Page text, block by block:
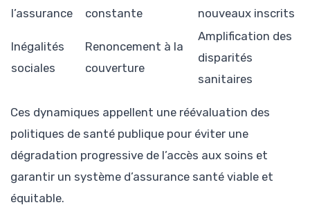
l’assurance
constante
nouveaux inscrits
Inégalités
sociales
Renoncement à la
couverture
Amplification des
disparités
sanitaires
Ces dynamiques appellent une réévaluation des
politiques de santé publique pour éviter une
dégradation progressive de l’accès aux soins et
garantir un système d’assurance santé viable et
équitable.